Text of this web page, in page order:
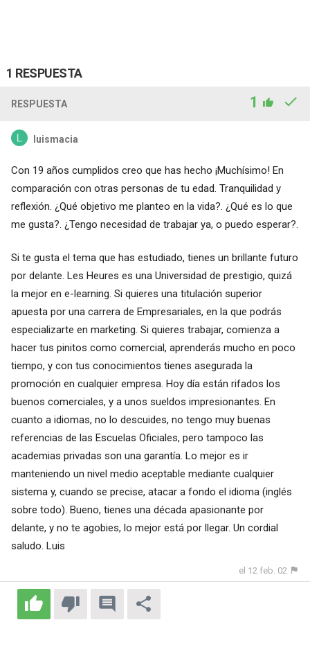
1 RESPUESTA
RESPUESTA 1
luismacia
Con 19 años cumplidos creo que has hecho ¡Muchísimo! En
comparación con otras personas de tu edad. Tranquilidad y
reflexión. ¿Qué objetivo me planteo en la vida?. ¿Qué es lo que
me gusta?. ¿Tengo necesidad de trabajar ya, o puedo esperar?.
Si te gusta el tema que has estudiado, tienes un brillante futuro
por delante. Les Heures es una Universidad de prestigio, quizá
la mejor en e-learning. Si quieres una titulación superior
apuesta por una carrera de Empresariales, en la que podrás
especializarte en marketing. Si quieres trabajar, comienza a
hacer tus pinitos como comercial, aprenderás mucho en poco
tiempo, y con tus conocimientos tienes asegurada la
promoción en cualquier empresa. Hoy día están rifados los
buenos comerciales, y a unos sueldos impresionantes. En
cuanto a idiomas, no lo descuides, no tengo muy buenas
referencias de las Escuelas Oficiales, pero tampoco las
academias privadas son una garantía. Lo mejor es ir
manteniendo un nivel medio aceptable mediante cualquier
sistema y, cuando se precise, atacar a fondo el idioma (inglés
sobre todo). Bueno, tienes una década apasionante por
delante, y no te agobies, lo mejor está por llegar. Un cordial
saludo. Luis
el 12 feb. 02